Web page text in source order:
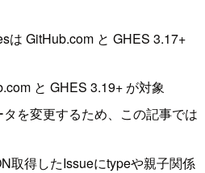
は GitHub.com と GHES 3.17+
と GHES 3.19+ が対象
を変更するため、この記事では
取得したIssueにtypeや親子関係